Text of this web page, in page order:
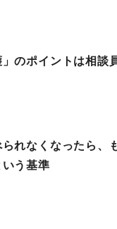
のポイントは相談
れなくなったら、
う基準